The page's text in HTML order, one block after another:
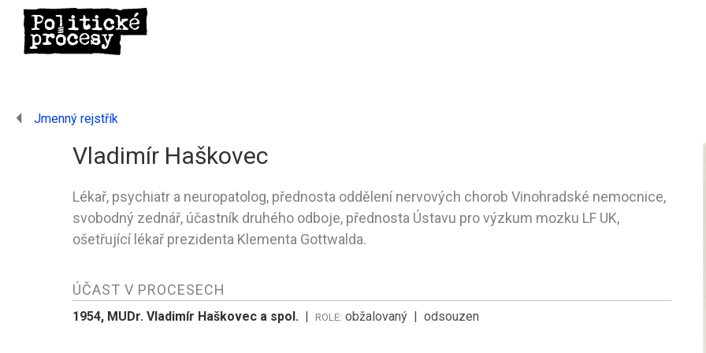
Jmenný rejstřík
Vladimír Haškovec
Lékař, psychiatr a neuropatolog, přednosta oddělení nervových chorob Vinohradské nemocnice,
svobodný zednář, účastník druhého odboje, přednosta Ústavu pro výzkum mozku LF UK,
ošetřující lékař prezidenta Klementa Gottwalda.
ÚČAST V PROCESECH
1954, MUDr. Vladimír Haškovec a spol. | ROLE: obžalovaný | odsouzen